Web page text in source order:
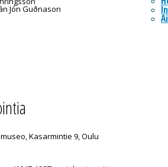
Jón Guðnason
Kasarmintie 9, Oulu